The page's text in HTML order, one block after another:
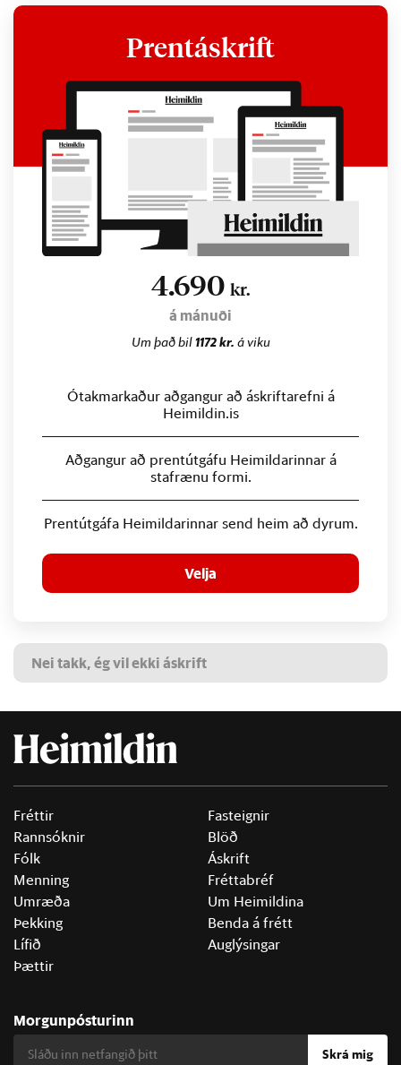
Prentáskrift
4.690 kr.
á mánuði
Um það bil1172 kr. á viku
Ótakmarkaður aðgangur að áskriftarefni á
Heimildin.is
Aðgangur að prentútgáfu Heimildarinnar á
stafrænu formi.
Prentútgáfa Heimildarinnar send heim að dyrum.
Velja
Nei takk, ég vil ekki áskrift
Fréttir
Rannsóknir
Fólk
Menning
Umræða
Þekking
Lífið
Þættir
Fasteignir
Blöð
Áskrift
Fréttabréf
Um Heimildina
Benda á frétt
Auglýsingar
Morgunpósturinn
Skrá mig